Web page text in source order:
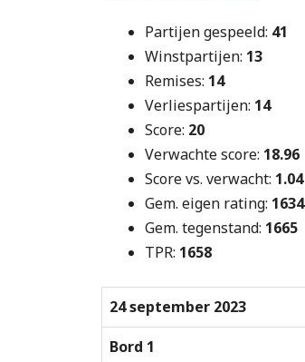
Partijen gespeeld: 41
Winstpartijen: 13
Remises: 14
Verliespartijen: 14
Score: 20
Verwachte score: 18.96
Score vs. verwacht: 1.04
Gem. eigen rating: 1634
Gem. tegenstand: 1665
TPR: 1658
24 september 2023
Bord 1